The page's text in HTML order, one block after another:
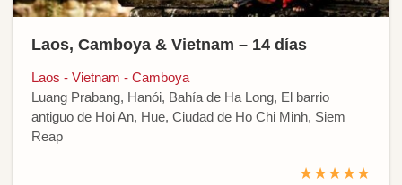
Laos, Camboya & Vietnam – 14 días
Laos - Vietnam - Camboya
Luang Prabang, Hanói, Bahía de Ha Long, El barrio
antiguo de Hoi An, Hue, Ciudad de Ho Chi Minh, Siem
Reap
★★★★★